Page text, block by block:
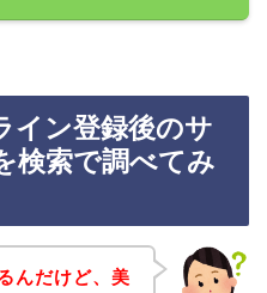
イン登録後のサ
検索で調べてみ
んだけど、美